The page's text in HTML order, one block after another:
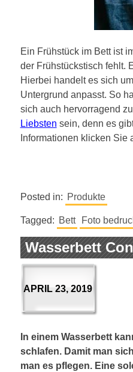
Ein Frühstück im Bett ist
der Frühstückstisch fehlt.
Hierbei handelt es sich um
Untergrund anpasst. So
sich auch hervorragend
Liebsten sein, denn es
Informationen klicken Sie
Posted in: Produkte
Tagged: Bett Foto
Wasserbett
APRIL 23, 2019
In einem Wasserbett
schlafen. Damit man
man es pflegen. Eine